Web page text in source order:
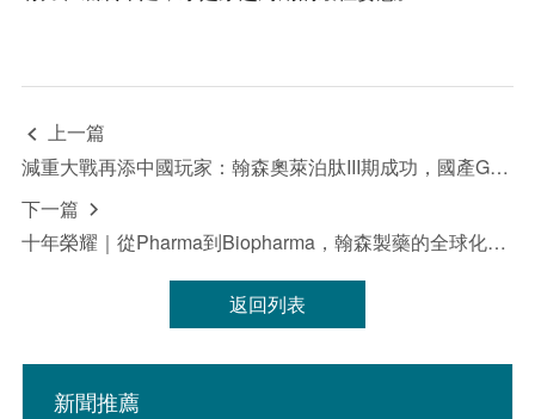
 上一篇
減重大戰再添中國玩家：翰森奧萊泊肽III期成功，國產GLP-1/GIP雙靶點加速入場
下一篇 
十年榮耀｜從Pharma到Biopharma，翰森製藥的全球化創新升級之路
返回列表
新聞推薦